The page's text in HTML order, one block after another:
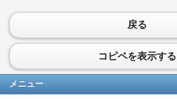
戻る
コピペを表示する
メニュー